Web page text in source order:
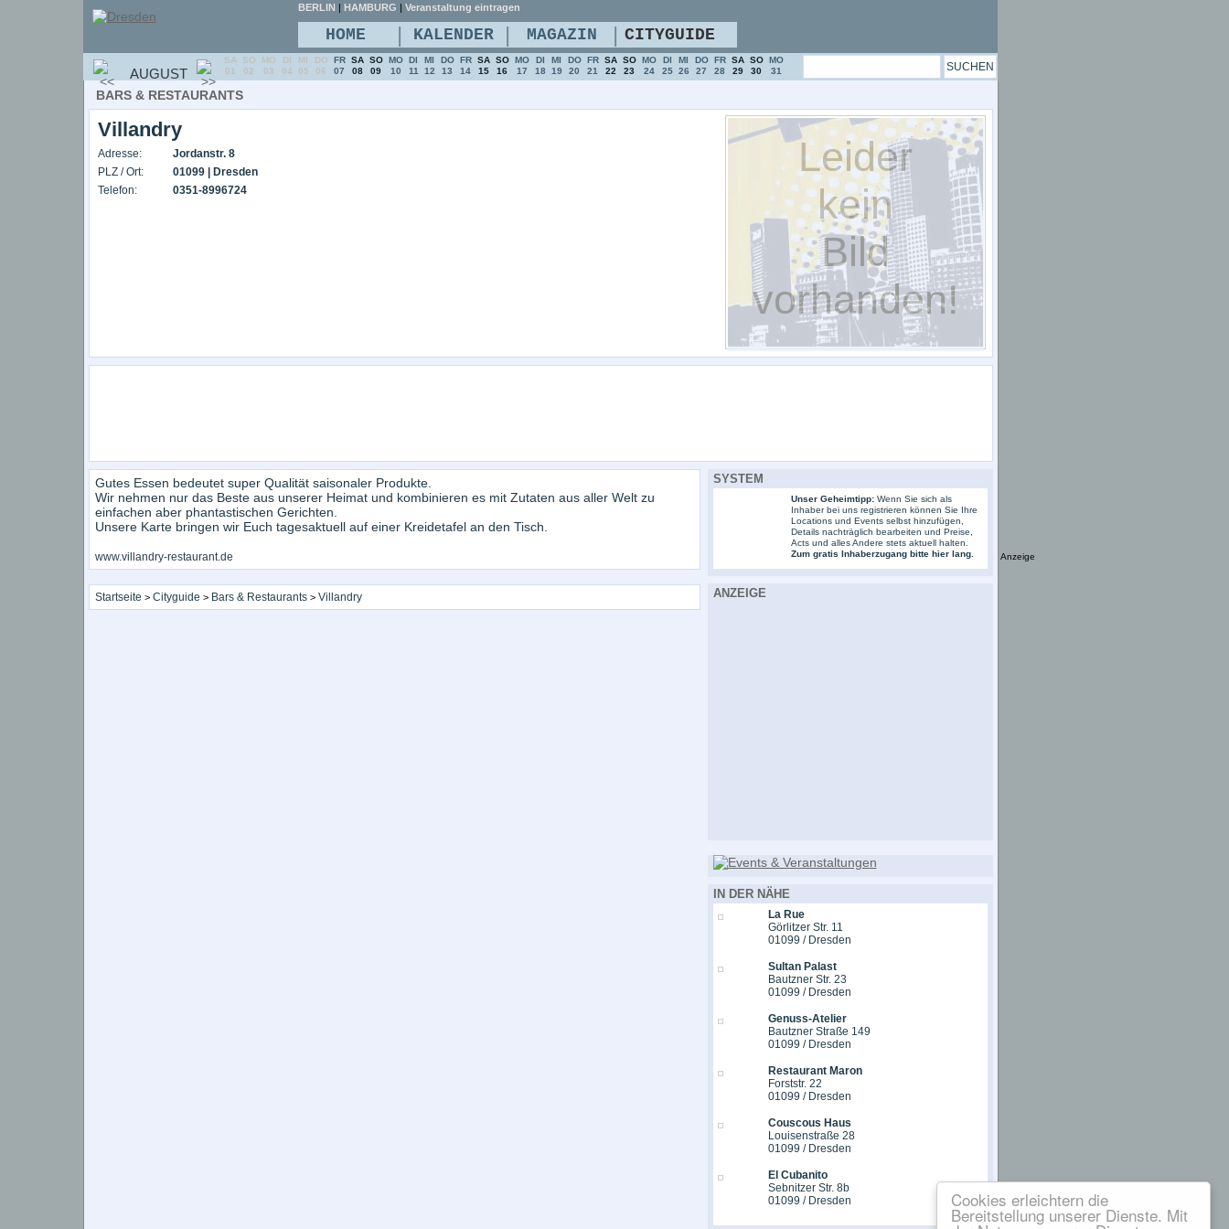
Cookies erleichtern die
Bereitstellung unserer Dienste. Mit
BARS & RESTAURANTS
Villandry
Adresse:
Jordanstr. 8
PLZ / Ort:
01099 | Dresden
Telefon:
0351-8996724
Leider
kein
Bild
vorhanden!
Gutes Essen bedeutet super Qualität saisonaler Produkte.
Wir nehmen nur das Beste aus unserer Heimat und kombinieren es mit Zutaten aus aller Welt zu
einfachen aber phantastischen Gerichten.
Unsere Karte bringen wir Euch tagesaktuell auf einer Kreidetafel an den Tisch.
www.villandry-restaurant.de
Startseite > Cityguide > Bars & Restaurants > Villandry
SYSTEM
Unser Geheimtipp:Wenn Sie sich als
Inhaber bei uns registrieren können Sie Ihre
Locations und Events selbst hinzufügen,
Details nachträglich bearbeiten und Preise,
Acts und alles Andere stets aktuell halten.
Zum gratis Inhaberzugang bitte hier lang.
ANZEIGE
IN DER NÄHE
La Rue
Görlitzer Str. 11
01099 / Dresden
Sultan Palast
Bautzner Str. 23
01099 / Dresden
Genuss-Atelier
Bautzner Straße 149
01099 / Dresden
Restaurant Maron
Forststr. 22
01099 / Dresden
Couscous Haus
Louisenstraße 28
01099 / Dresden
El Cubanito
Sebnitzer Str. 8b
01099 / Dresden
BERLIN | HAMBURG | Veranstaltung eintragen
HOME | KALENDER | MAGAZIN | CITYGUIDE
AUGUST
SA
01
SO
02
MO
03
DI
04
MI
05
DO
06
FR
07
SA
08
SO
09
MO
10
DI
11
MI
12
DO
13
FR
14
SA
15
SO
16
MO
17
DI
18
MI
19
DO
20
FR
21
SA
22
SO
23
MO
24
DI
25
MI
26
DO
27
FR
28
SA
29
SO
30
MO
31
Anzeige